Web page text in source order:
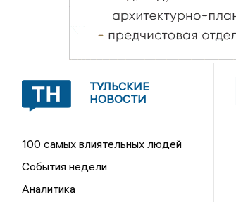
ТУЛЬСКИЕ
НОВОСТИ
100 самых влиятельных людей
События недели
Аналитика